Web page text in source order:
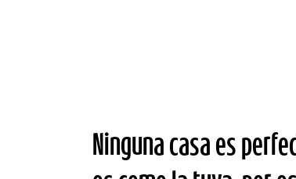
Ninguna casa es